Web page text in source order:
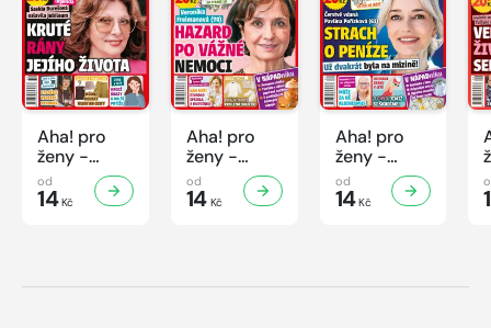
Aha! pro
ženy -
32/2026
od
14Kč
Aha! pro
ženy -
31/2026
od
14Kč
Aha! pro
ženy -
30/2026
od
14Kč